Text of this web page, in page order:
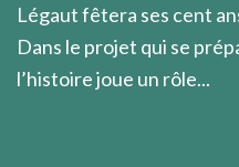
Légaut fêtera ses cent
Dans le projet qui se
l’histoire joue un rôle...